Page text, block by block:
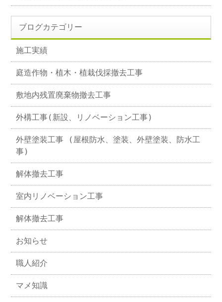
ブログカテゴリー
施工実績
庭造作物・植木・植栽伐採撤去工事
敷地内残置廃棄物撤去工事
外構工事(新設、リノベーション工事)
外壁塗装工事 (屋根防水、塗装、外壁塗装、防水工
事)
解体撤去工事
室内リノベーション工事
解体撤去工事
お知らせ
職人紹介
マメ知識